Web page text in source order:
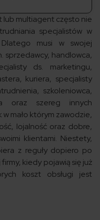
lub multiagent często nie
specjalistów w
Dlatego musi w swojej
sprzedawcy, handlowca,
ds. marketingu,
kuriera, specjalisty
szkoleniowca,
oraz szereg innych
mało którym zawodzie,
lojalność oraz dobre,
klientami. Niestety,
z reguły dopiero po
kiedy pojawią się już
koszt obsługi jest